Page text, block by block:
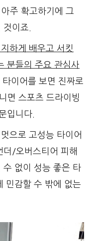
주 확고하기에 그
이죠.
하게 배우고 서킷
분들의 주요 관심사
타이어를 보면 진짜로
면 스포츠 드라이빙
입니다.
으로 고성능 타이어
더/오버스티어 피해
없이 성능 좋은 타
민감할 수 밖에 없는